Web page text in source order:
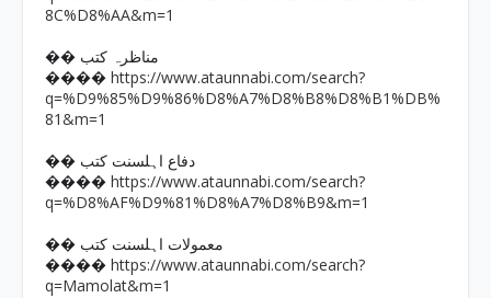
8C%D8%AA&m=1
�� مناظرہ کتب
���� https://www.ataunnabi.com/search?
q=%D9%85%D9%86%D8%A7%D8%B8%D8%B1%DB%
81&m=1
�� دفاع اہلسنت کتب
���� https://www.ataunnabi.com/search?
q=%D8%AF%D9%81%D8%A7%D8%B9&m=1
�� معمولات اہلسنت کتب
���� https://www.ataunnabi.com/search?
q=Mamolat&m=1